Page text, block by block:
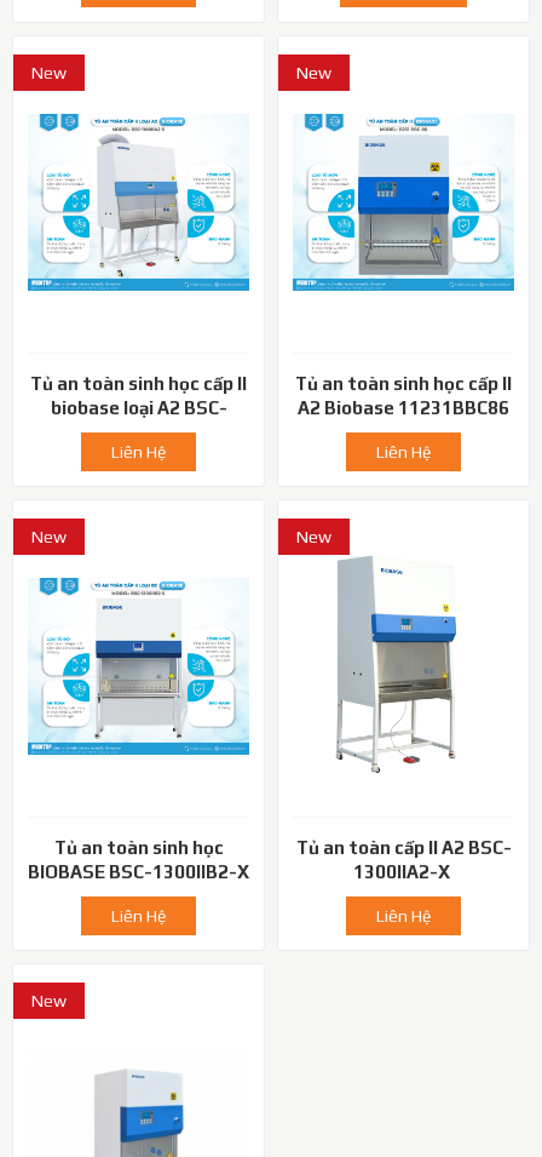
New
Tủ an toàn sinh học cấp II
biobase loại A2 BSC-
1100IIA2-X
Liên Hệ
New
Tủ an toàn sinh học cấp II
A2 Biobase 11231BBC86
Liên Hệ
New
Tủ an toàn sinh học
BIOBASE BSC-1300IIB2-X
Liên Hệ
New
Tủ an toàn cấp II A2 BSC-
1300IIA2-X
Liên Hệ
New